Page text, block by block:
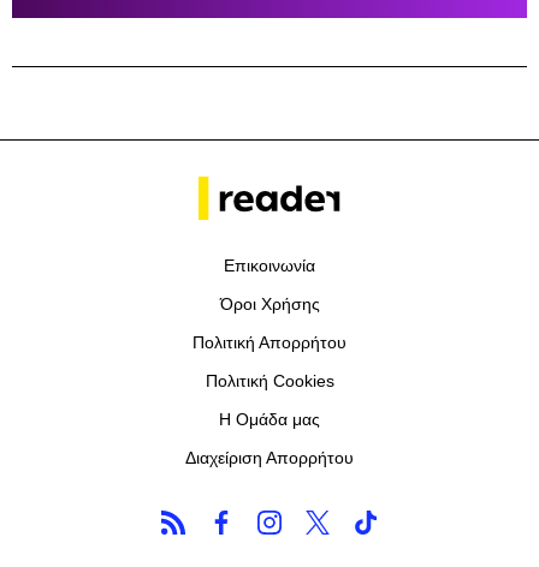
Επικοινωνία
Όροι Χρήσης
Πολιτική Απορρήτου
Πολιτική Cookies
Η Ομάδα μας
Διαχείριση Απορρήτου